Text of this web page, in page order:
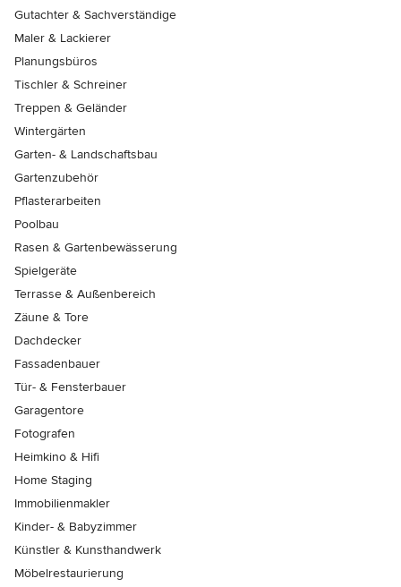
Gutachter & Sachverständige
Maler & Lackierer
Planungsbüros
Tischler & Schreiner
Treppen & Geländer
Wintergärten
Garten- & Landschaftsbau
Gartenzubehör
Pflasterarbeiten
Poolbau
Rasen & Gartenbewässerung
Spielgeräte
Terrasse & Außenbereich
Zäune & Tore
Dachdecker
Fassadenbauer
Tür- & Fensterbauer
Garagentore
Fotografen
Heimkino & Hifi
Home Staging
Immobilienmakler
Kinder- & Babyzimmer
Künstler & Kunsthandwerk
Möbelrestaurierung